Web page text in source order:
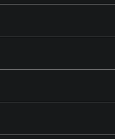
あたり、次のいずれの行為
、またはそのおそれのある
侵害する行為
運営を妨げる行為
為